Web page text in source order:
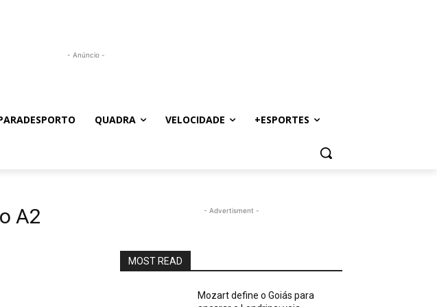
- Anúncio -
QUADRA VELOCIDADE +ESPORTES
A2
- Advertisment -
MOST READ
Mozart define o Goiás para